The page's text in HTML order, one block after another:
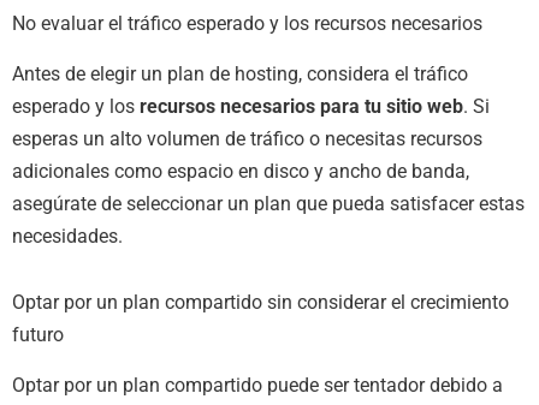
No evaluar el tráfico esperado y los recursos necesarios
Antes de elegir un plan de hosting, considera el tráfico
esperado y los recursos necesarios para tu sitio web. Si
esperas un alto volumen de tráfico o necesitas recursos
adicionales como espacio en disco y ancho de banda,
asegúrate de seleccionar un plan que pueda satisfacer estas
necesidades.
Optar por un plan compartido sin considerar el crecimiento
futuro
Optar por un plan compartido puede ser tentador debido a